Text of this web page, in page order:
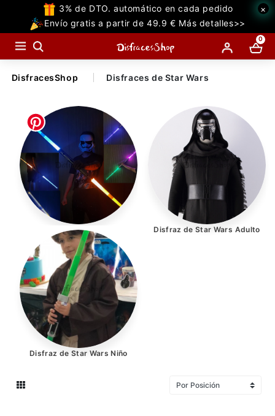
3% de DTO. automático en cada pedido
Envío gratis a partir de 49.9 € Más detalles>>
×
0
TODAS
LAS
CATEGORIAS
Halloween
Temáticas
Accesorios
Decoraciones
Superhéroe
Manga y Anime
Disney
Navidad
DisfracesShop Disfraces de Star Wars
Accesorios de Star Wars Disfraz de Star Wars Adulto
Disfraz de Star Wars Niño